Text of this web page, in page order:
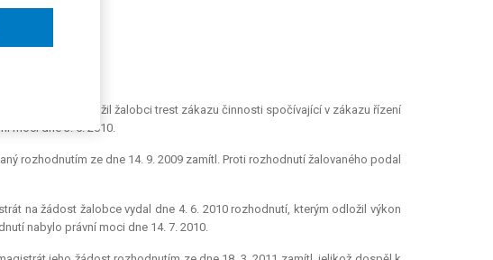
187/2011-18)
ÚS 1260/07).
oprávnění.
14. 9. 2009 uložil žalobci trest zákazu činnosti spočívající v zákazu řízení
moci dne 3. 5. 2010.
rozhodnutím ze dne 14. 9. 2009 zamítl. Proti rozhodnutí žalovaného podal
na žádost žalobce vydal dne 4. 6. 2010 rozhodnutí, kterým odložil výkon
nabylo právní moci dne 14. 7. 2010.